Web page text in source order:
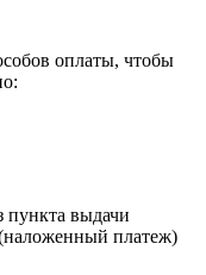
оплаты, чтобы
пункта выдачи
платеж)